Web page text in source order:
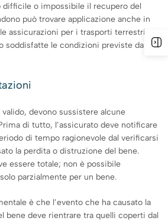
o impossibile il recupero del
può trovare applicazione anche in
assicurazioni per i trasporti terrestri o
soddisfatte le condizioni previste dal
valido, devono sussistere alcune
di tutto, l’assicurato deve notificare
di tempo ragionevole dal verificarsi
la perdita o distruzione del bene.
essere totale; non è possibile
parzialmente per un bene.
è che l’evento che ha causato la
bene deve rientrare tra quelli coperti dal